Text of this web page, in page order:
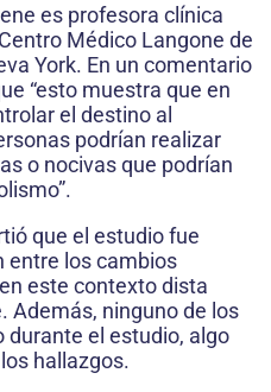
es profesora clínica
Médico Langone de
York. En un comentario
“esto muestra que en
el destino al
podrían realizar
o nocivas que podrían
que el estudio fue
entre los cambios
este contexto dista
Además, ninguno de los
durante el estudio, algo
hallazgos.